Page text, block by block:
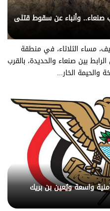
صنعاء.. وأنباء عن سقوط قتلى
مساء الثلاثاء، في منطقة
بين صنعاء والحديدة، بالقرب
والحيمة الخار...
واسعة ويُعين بن بريك